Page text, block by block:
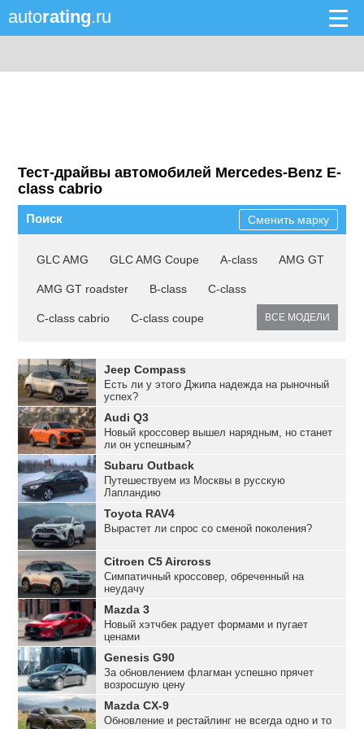
autorating.ru
Тест-драйвы автомобилей Mercedes-Benz E-
class cabrio
Поиск Сменить марку
GLC AMG GLC AMG Coupe A-class AMG GT
AMG GT roadster B-class C-class
C-class cabrio C-class coupe ВСЕ МОДЕЛИ
Jeep Compass
Есть ли у этого Джипа надежда на рыночный
успех?
Audi Q3
Новый кроссовер вышел нарядным, но станет
ли он успешным?
Subaru Outback
Путешествуем из Москвы в русскую
Лапландию
Toyota RAV4
Вырастет ли спрос со сменой поколения?
Citroen C5 Aircross
Симпатичный кроссовер, обреченный на
неудачу
Mazda 3
Новый хэтчбек радует формами и пугает
ценами
Genesis G90
За обновлением флагман успешно прячет
возросшую цену
Mazda CX-9
Обновление и рестайлинг не всегда одно и то